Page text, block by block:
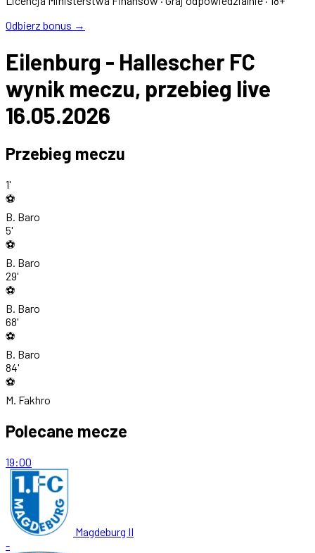
Odbierz bonus →
Eilenburg - Hallescher FC
wynik meczu, przebieg live
16.05.2026
Przebieg meczu
1'
⚽
B. Baro
5'
⚽
B. Baro
29'
⚽
B. Baro
68'
⚽
B. Baro
84'
⚽
M. Fakhro
Polecane mecze
19:00
Magdeburg II
-